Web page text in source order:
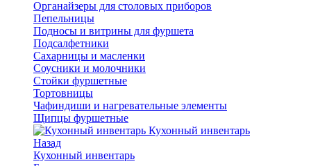
Органайзеры для столовых приборов
Пепельницы
Подносы и витрины для фуршета
Подсалфетники
Сахарницы и масленки
Соусники и молочники
Стойки фуршетные
Тортовницы
Чафиндиши и нагревательные элементы
Щипцы фуршетные
Кухонный инвентарь
Назад
Кухонный инвентарь